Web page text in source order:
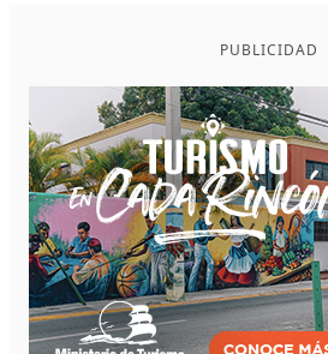
PUBLICIDAD